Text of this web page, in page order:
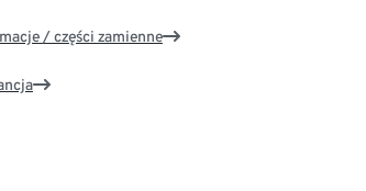
/ części zamienne